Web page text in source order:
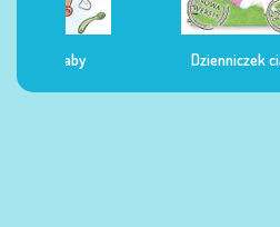
Dzienniczek ciąży